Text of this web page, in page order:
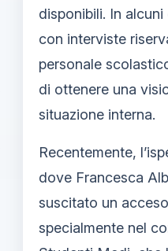
disponibili. In
con interviste
personale
di ottenere una
situazione interna.
Recentemente,
dove Francesca
suscitato un
specialmente nel